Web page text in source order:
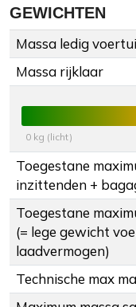
GEWICHTEN
Massa ledig
Massa rijklaar
0 kg (licht)
Toegestane
inzittenden +
Toegestane
(= lege gewicht
laadvermogen)
Technische max